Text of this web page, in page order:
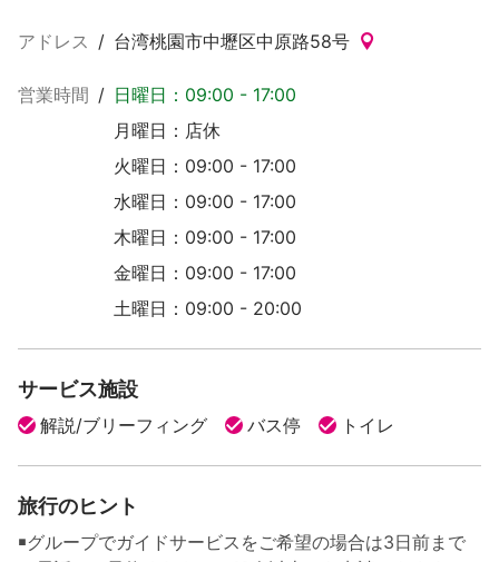
アドレス / 台湾桃園市中壢区中原路58号
営業時間 / 日曜日：09:00 - 17:00
月曜日：店休
火曜日：09:00 - 17:00
水曜日：09:00 - 17:00
木曜日：09:00 - 17:00
金曜日：09:00 - 17:00
土曜日：09:00 - 20:00
サービス施設
解説/ブリーフィング バス停 トイレ
旅行のヒント
￭グループでガイドサービスをご希望の場合は3日前まで